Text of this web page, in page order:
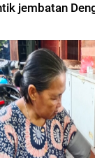
jembatan